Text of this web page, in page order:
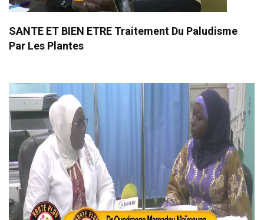
SANTE ET BIEN ETRE Traitement Du Paludisme
Par Les Plantes